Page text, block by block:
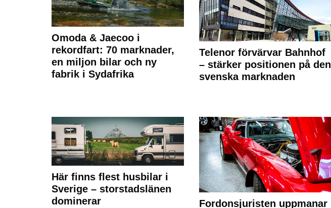
Omoda & Jaecoo i
rekordfart: 70 marknader,
en miljon bilar och ny
fabrik i Sydafrika
Telenor förvärvar Bahnhof
– stärker positionen på den
svenska marknaden
Här finns flest husbilar i
Sverige – storstadslänen
dominerar
Fordonsjuristen uppmanar